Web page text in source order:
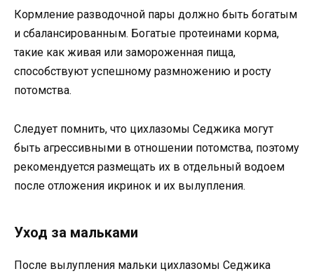
Кормление разводочной пары должно быть богатым
и сбалансированным. Богатые протеинами корма,
такие как живая или замороженная пища,
способствуют успешному размножению и росту
потомства.
Следует помнить, что цихлазомы Седжика могут
быть агрессивными в отношении потомства, поэтому
рекомендуется размещать их в отдельный водоем
после отложения икринок и их вылупления.
Уход за мальками
После вылупления мальки цихлазомы Седжика